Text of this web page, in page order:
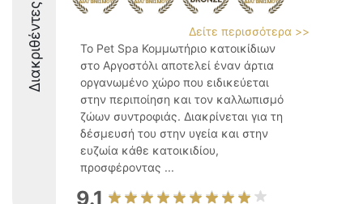
Διακριθέντες
Δείτε περισσότερα >>
Το Pet Spa Κομμωτήριο κατοικίδιων
στο Αργοστόλι αποτελεί έναν άρτια
οργανωμένο χώρο που ειδικεύεται
στην περιποίηση και τον καλλωπισμό
ζώων συντροφιάς. Διακρίνεται για τη
δέσμευσή του στην υγεία και στην
ευζωία κάθε κατοικιδίου,
προσφέροντας ...
9.1